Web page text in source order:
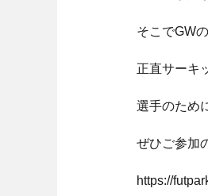
そこでGW
正直サーキ
選手のため
ぜひご参加
https://